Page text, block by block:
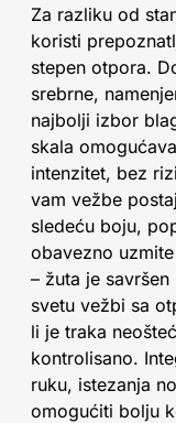
Za razliku od
koristi
stepen otpora.
srebrne,
najbolji izbor
skala
intenzitet, bez
vam vežbe
sledeću boju,
obavezno
– žuta je
svetu vežbi sa
li je traka
kontrolisano.
ruku, istezanja
omogućiti bolju